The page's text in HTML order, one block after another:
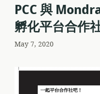
PCC 與
孵化平台合作
May 7, 2020